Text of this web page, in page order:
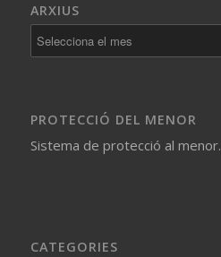
ARXIUS
PROTECCIÓ DEL MENOR
Sistema de protecció al menor.
CATEGORIES